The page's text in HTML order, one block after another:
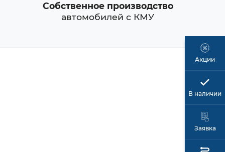
Собственное производство
автомобилей с КМУ
Акции
В наличии
Заявка